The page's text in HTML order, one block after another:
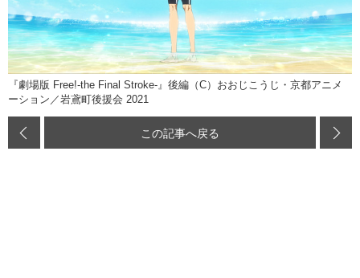
『劇場版 Free!-the Final Stroke-』後編（C）おおじこうじ・京都アニメ
ーション／岩鳶町後援会 2021
この記事へ戻る